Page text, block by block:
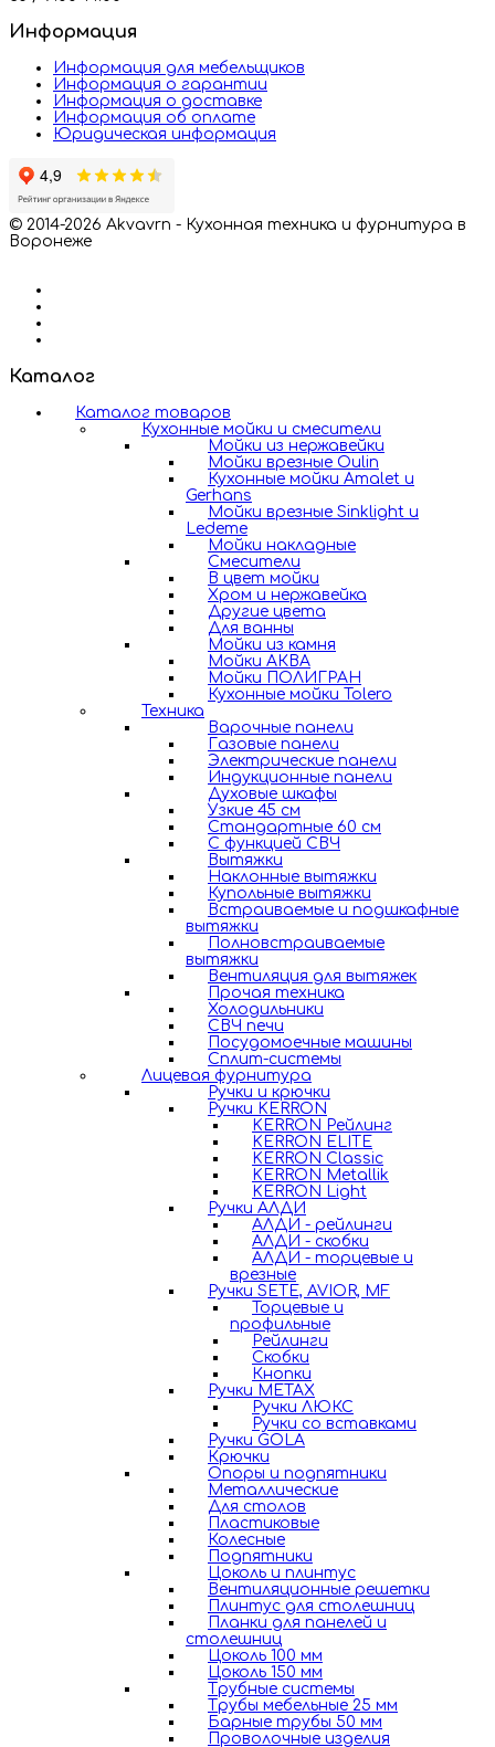
Информация
Информация для мебельщиков
Информация о гарантии
Информация о доставке
Информация об оплате
Юридическая информация
© 2014-2026 Akvavrn - Кухонная техника и фурнитура в
Воронеже
Каталог
Каталог товаров
Кухонные мойки и смесители
Мойки из нержавейки
Мойки врезные Oulin
Кухонные мойки Amalet и
Gerhans
Мойки врезные Sinklight и
Ledeme
Мойки накладные
Смесители
В цвет мойки
Хром и нержавейка
Другие цвета
Для ванны
Мойки из камня
Мойки АКВА
Мойки ПОЛИГРАН
Кухонные мойки Tolero
Техника
Варочные панели
Газовые панели
Электрические панели
Индукционные панели
Духовые шкафы
Узкие 45 см
Стандартные 60 см
С функцией СВЧ
Вытяжки
Наклонные вытяжки
Купольные вытяжки
Встраиваемые и подшкафные
вытяжки
Полновстраиваемые
вытяжки
Вентиляция для вытяжек
Прочая техника
Холодильники
СВЧ печи
Посудомоечные машины
Сплит-системы
Лицевая фурнитура
Ручки и крючки
Ручки KERRON
KERRON Рейлинг
KERRON ELITE
KERRON Classic
KERRON Metallik
KERRON Light
Ручки АЛДИ
АЛДИ - рейлинги
АЛДИ - скобки
АЛДИ - торцевые и
врезные
Ручки SETE, AVIOR, MF
Торцевые и
профильные
Рейлинги
Скобки
Кнопки
Ручки METAX
Ручки ЛЮКС
Ручки со вставками
Ручки GOLA
Крючки
Опоры и подпятники
Металлические
Для столов
Пластиковые
Колесные
Подпятники
Цоколь и плинтус
Вентиляционные решетки
Плинтус для столешниц
Планки для панелей и
столешниц
Цоколь 100 мм
Цоколь 150 мм
Трубные системы
Трубы мебельные 25 мм
Барные трубы 50 мм
Проволочные изделия